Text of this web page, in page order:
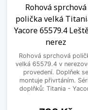
Rohová sprchová
polička velká
Yacore 65579.4
nerez
Rohová sprchová
velká 65579.4 v
provedení. Doplňek se
montuje přivrtáním.
doplňků: Titania -